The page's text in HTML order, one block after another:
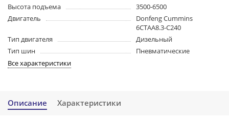
Высота подъема
3500-6500
Двигатель
Donfeng Cummins
6CTAA8.3-C240
Тип двигателя
Дизельный
Тип шин
Пневматические
Все характеристики
Описание Характеристики